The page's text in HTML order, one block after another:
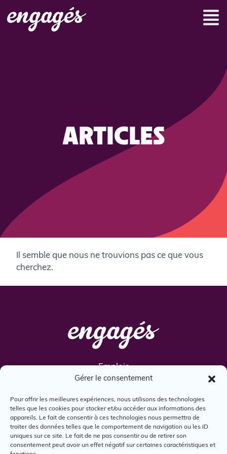
Gérer le consentement
Pour offrir les meilleures expériences, nous utilisons des technologies
telles que les cookies pour stocker et/ou accéder aux informations des
appareils. Le fait de consentir à ces technologies nous permettra de
traiter des données telles que le comportement de navigation ou les ID
uniques sur ce site. Le fait de ne pas consentir ou de retirer son
consentement peut avoir un effet négatif sur certaines caractéristiques et
ARTICLES
Il semble que nous ne trouvions pas ce que vous
cherchez.
Emplois
Services
Engagés
Boîte à outils
Nous joindre